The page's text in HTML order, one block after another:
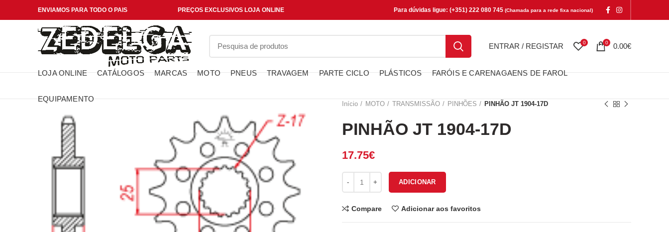
ENVIAMOS PARA TODO O PAIS PREÇOS EXCLUSIVOS LOJA ONLINE Para dúvidas ligue: (+351) 222 080 745 (Chamada para a rede fixa nacional)
ENTRAR / REGISTAR 0 0 0.00€
LOJA ONLINE CATÁLOGOS MARCAS MOTO PNEUS TRAVAGEM PARTE CICLO PLÁSTICOS FARÓIS E CARENAGAENS DE FAROL
EQUIPAMENTO
Início MOTO TRANSMISSÃO PINHÕES PINHÃO JT 1904-17D
PINHÃO JT 1904-17D
17.75€
ADICIONAR
Compare Adicionar aos favoritos